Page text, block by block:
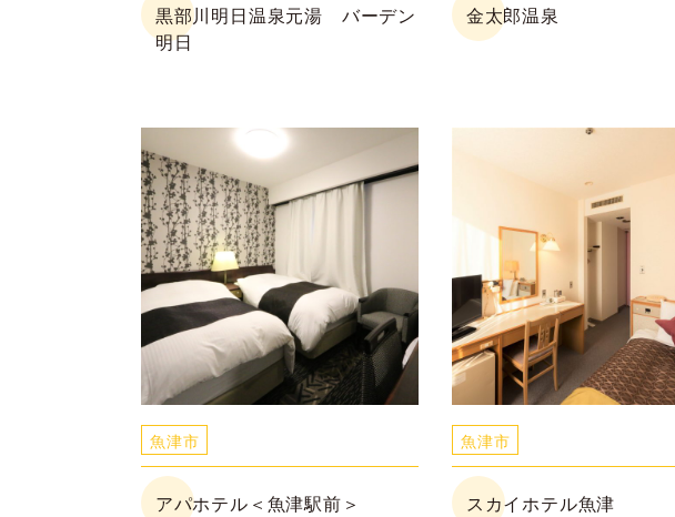
黒部川明日温泉元湯 バーデン
明日
金太郎温泉
魚津市
アパホテル＜魚津駅前＞
魚津市
スカイホテル魚津